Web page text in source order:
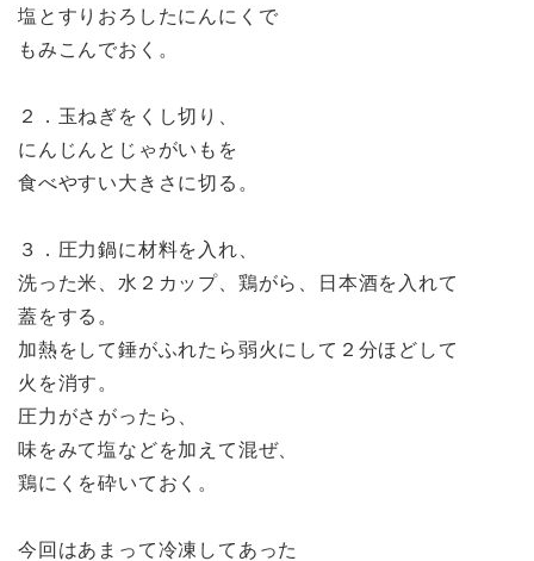
塩とすりおろしたにんにくで
もみこんでおく。
２．玉ねぎをくし切り、
にんじんとじゃがいもを
食べやすい大きさに切る。
３．圧力鍋に材料を入れ、
洗った米、水２カップ、鶏がら、日本酒を入れて
蓋をする。
加熱をして錘がふれたら弱火にして２分ほどして
火を消す。
圧力がさがったら、
味をみて塩などを加えて混ぜ、
鶏にくを砕いておく。
今回はあまって冷凍してあった